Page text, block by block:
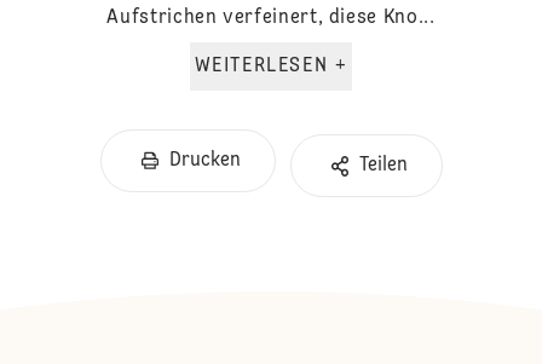
Aufstrichen verfeinert, diese Kno...
WEITERLESEN +
Drucken Teilen